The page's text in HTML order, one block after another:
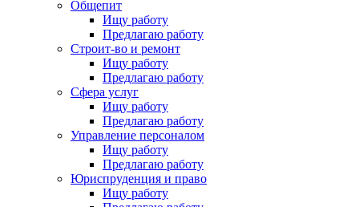
Общепит
Ищу работу
Предлагаю работу
Строит-во и ремонт
Ищу работу
Предлагаю работу
Сфера услуг
Ищу работу
Предлагаю работу
Управление персоналом
Ищу работу
Предлагаю работу
Юриспруденция и право
Ищу работу